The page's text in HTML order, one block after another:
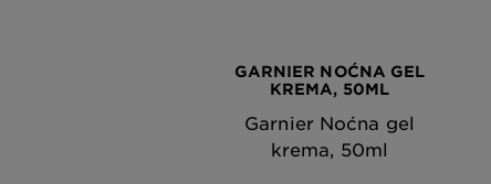
GARNIER NOĆNA GEL
KREMA, 50ML
Garnier Noćna gel
krema, 50ml